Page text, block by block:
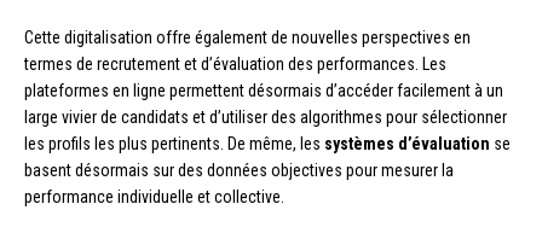
Cette digitalisation offre également de nouvelles perspectives en
termes de recrutement et d’évaluation des performances. Les
plateformes en ligne permettent désormais d’accéder facilement à un
large vivier de candidats et d’utiliser des algorithmes pour sélectionner
les profils les plus pertinents. De même, les systèmes d’évaluation se
basent désormais sur des données objectives pour mesurer la
performance individuelle et collective.